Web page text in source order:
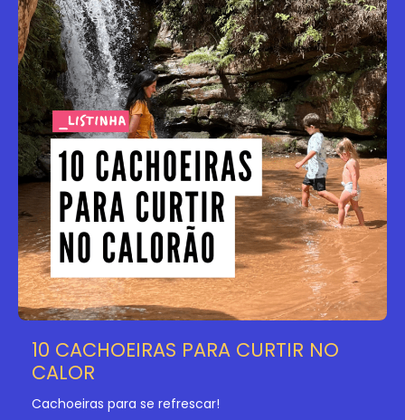
10 CACHOEIRAS PARA CURTIR NO
CALOR
Cachoeiras para se refrescar!